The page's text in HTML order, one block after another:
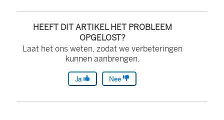
HEEFT DIT ARTIKEL HET PROBLEEM
OPGELOST?
Laat het ons weten, zodat we verbeteringen
kunnen aanbrengen.
Ja Nee